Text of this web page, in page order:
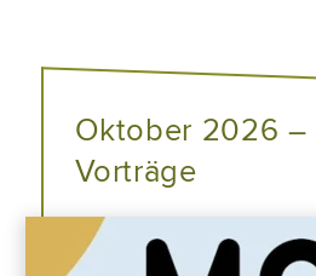
Oktober 2026 –
Vorträge